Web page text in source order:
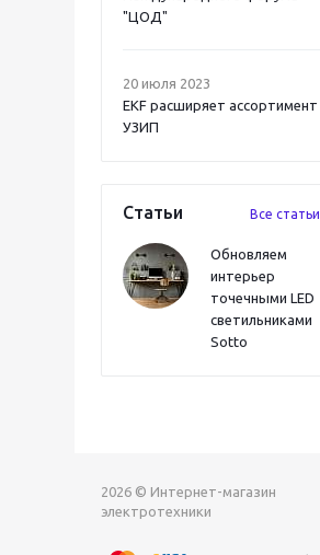
"ЦОД"
20 июля 2023
EKF расширяет ассортимент
УЗИП
Статьи Все статьи
Обновляем
интерьер
точечными LED
светильниками
Sotto
2026 © Интернет-магазин
электротехники